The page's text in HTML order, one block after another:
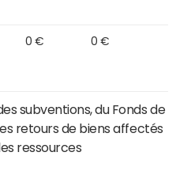
0 € 0 €
subventions, du Fonds de
retours de biens affectés
ressources